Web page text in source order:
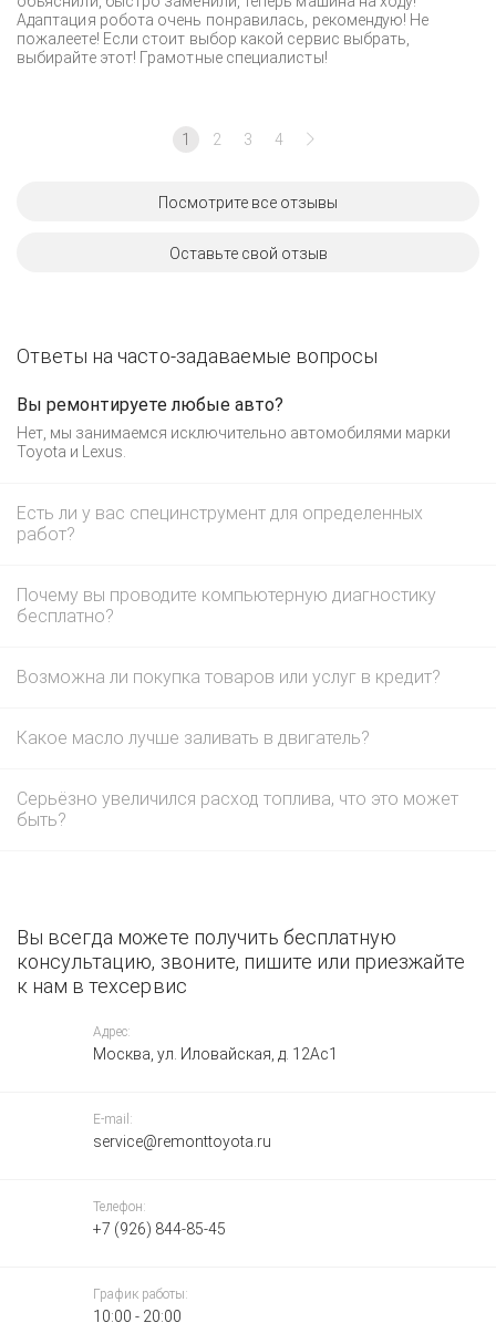
Адаптация робота очень понравилась, рекомендую! Не
пожалеете! Если стоит выбор какой сервис выбрать,
выбирайте этот! Грамотные специалисты!
1 2 3 4
Посмотрите все отзывы
Оставьте свой отзыв
Ответы на часто-задаваемые вопросы
Вы ремонтируете любые авто?
Нет, мы занимаемся исключительно автомобилями марки
Toyota и Lexus.
Есть ли у вас специнструмент для определенных
работ?
Почему вы проводите компьютерную диагностику
бесплатно?
Возможна ли покупка товаров или услуг в кредит?
Какое масло лучше заливать в двигатель?
Серьёзно увеличился расход топлива, что это может
быть?
Вы всегда можете получить бесплатную
консультацию, звоните, пишите или приезжайте
к нам в техсервис
Адрес:
Москва, ул. Иловайская, д. 12Ас1
E-mail:
service@remonttoyota.ru
Телефон:
+7 (926) 844-85-45
График работы:
10:00 - 20:00